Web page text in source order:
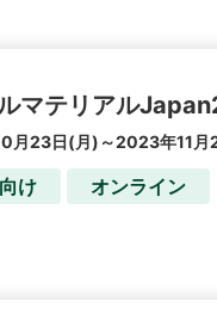
マテリアル
月23日(月)～2023年11月
け オンライン